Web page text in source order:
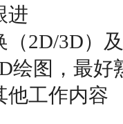
进
（2D/3D）
绘图，最好
他工作内容